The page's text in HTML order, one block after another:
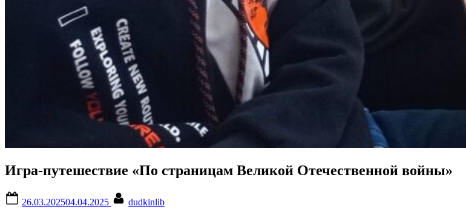
Игра-путешествие «По страницам Великой Отечественной войны»
on
26.03.202504.04.2025
dudkinlib